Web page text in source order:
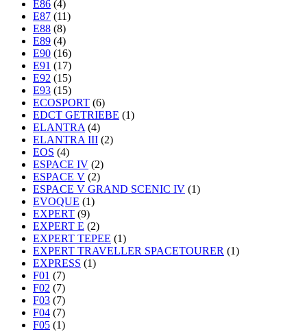
E86 (4)
E87 (11)
E88 (8)
E89 (4)
E90 (16)
E91 (17)
E92 (15)
E93 (15)
ECOSPORT (6)
EDCT GETRIEBE (1)
ELANTRA (4)
ELANTRA III (2)
EOS (4)
ESPACE IV (2)
ESPACE V (2)
ESPACE V GRAND SCENIC IV (1)
EVOQUE (1)
EXPERT (9)
EXPERT E (2)
EXPERT TEPEE (1)
EXPERT TRAVELLER SPACETOURER (1)
EXPRESS (1)
F01 (7)
F02 (7)
F03 (7)
F04 (7)
F05 (1)